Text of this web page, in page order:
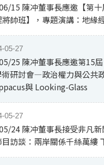
15 陳冲董事長應邀【第
帥班】，專題演講：地緣
05-27
25 陳冲董事長應邀第15
術研討會—政治權力與公共
與 Looking-Glass
05-27
24 陳冲董事長接受非凡
訪談：兩岸關係千絲萬縷